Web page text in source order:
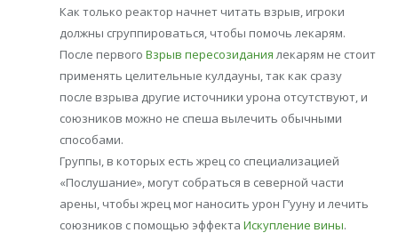
Как только реактор начнет читать взрыв, игроки
должны сгруппироваться, чтобы помочь лекарям.
После первого Взрыв пересозиданиялекарям не стоит
применять целительные кулдауны, так как сразу
после взрыва другие источники урона отсутствуют, и
союзников можно не спеша вылечить обычными
способами.
Группы, в которых есть жрец со специализацией
«Послушание», могут собраться в северной части
арены, чтобы жрец мог наносить урон Г’ууну и лечить
союзников с помощью эффекта Искупление вины.